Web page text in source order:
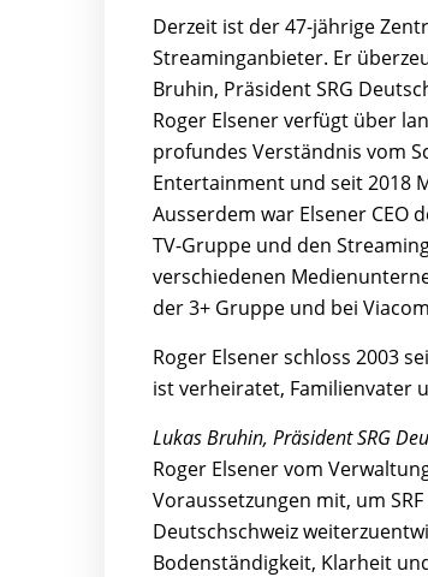
Derzeit ist der 47-jährige
Streaminganbieter. Er
Bruhin, Präsident SRG
Roger Elsener verfügt über
profundes Verständnis vom
Entertainment und seit 2018
Ausserdem war Elsener CEO
TV-Gruppe und den
verschiedenen
der 3+ Gruppe und bei
Roger Elsener schloss 2003
ist verheiratet, Familienvater
Lukas Bruhin, Präsident SRG
Roger Elsener vom
Voraussetzungen mit, um
Deutschschweiz
Bodenständigkeit, Klarheit